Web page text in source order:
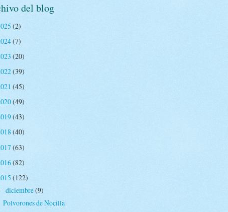
del blog
(2)
(7)
(20)
(39)
(45)
(49)
(43)
(40)
(63)
(82)
(122)
diciembre(9)
Polvorones de Nocilla